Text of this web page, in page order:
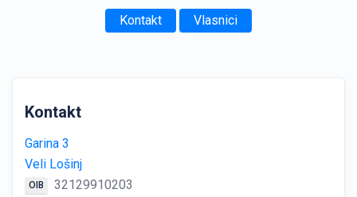
Kontakt Vlasnici
Kontakt
Garina 3
Veli Lošinj
OIB 32129910203